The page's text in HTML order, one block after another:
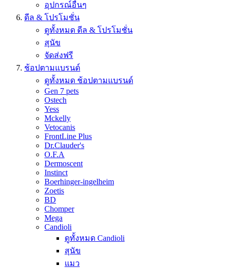
อุปกรณ์อื่นๆ
ดีล & โปรโมชั่น
ดูทั้งหมด ดีล & โปรโมชั่น
สุนัข
จัดส่งฟรี
ช้อปตามแบรนด์
ดูทั้งหมด ช้อปตามแบรนด์
Gen 7 pets
Ostech
Yess
Mckelly
Vetocanis
FrontLine Plus
Dr.Clauder's
O.F.A
Dermoscent
Instinct
Boerhinger-ingelheim
Zoetis
BD
Chomper
Mega
Candioli
ดูทั้งหมด Candioli
สุนัข
แมว